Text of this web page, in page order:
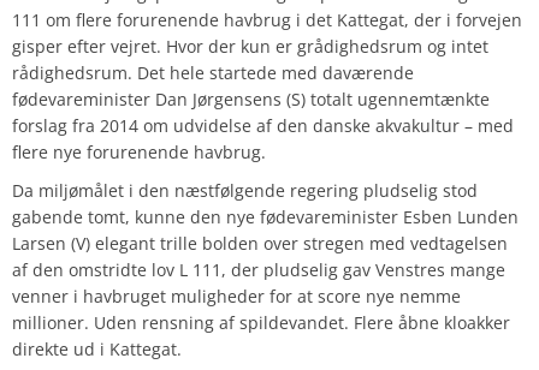
111 om flere forurenende havbrug i det Kattegat, der i forvejen
gisper efter vejret. Hvor der kun er grådighedsrum og intet
rådighedsrum. Det hele startede med daværende
fødevareminister Dan Jørgensens (S) totalt ugennemtænkte
forslag fra 2014 om udvidelse af den danske akvakultur – med
flere nye forurenende havbrug.
Da miljømålet i den næstfølgende regering pludselig stod
gabende tomt, kunne den nye fødevareminister Esben Lunden
Larsen (V) elegant trille bolden over stregen med vedtagelsen
af den omstridte lov L 111, der pludselig gav Venstres mange
venner i havbruget muligheder for at score nye nemme
millioner. Uden rensning af spildevandet. Flere åbne kloakker
direkte ud i Kattegat.